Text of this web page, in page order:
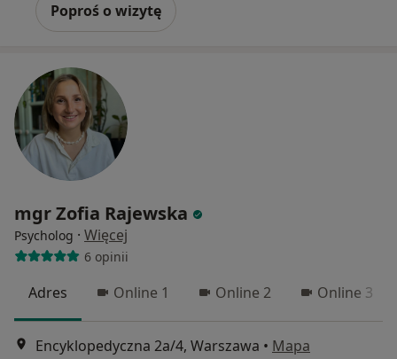
Poproś o wizytę
mgr Zofia Rajewska
Psycholog · Więcej
6 opinii
Adres Online 1 Online 2 Online 3
Encyklopedyczna 2a/4, Warszawa • Mapa